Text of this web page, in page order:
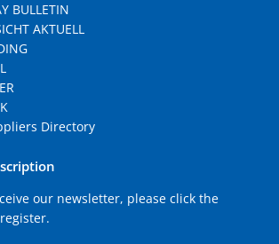
BULLETIN
AKTUELL
Directory
our newsletter, please click the